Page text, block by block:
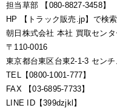
担当草部 【080-8827-3458】
HP 【トラック販売.jp】で検索
朝日株式会社 本社 買取センタ
〒110-0016
東京都台東区台東2-1-3 セン
TEL【0800-1001-777】
FAX 【03-6895-7733】
LINE ID【399dzjkl】